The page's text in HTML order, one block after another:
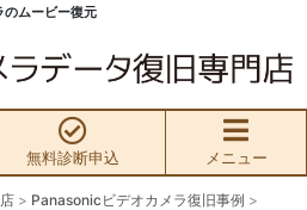
ムービー復元
無料診断申込 メニュー
> Panasonicビデオカメラ復旧事例 >